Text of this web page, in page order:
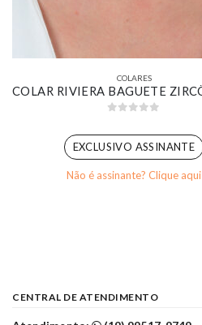
COLARES
EXCLUSIVO ASSINANTE
Não é assinante? Clique aqui
CENTRAL DE ATENDIMENTO